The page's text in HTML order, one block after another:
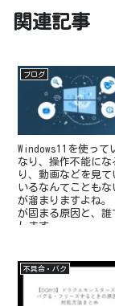
関連記事
ブログ
Windows11を使っ
なり、操作不能に
り、動画などを見
いるなんてことも
が溜まりますよね。
が固まる原因と、
します。
不具合・バク